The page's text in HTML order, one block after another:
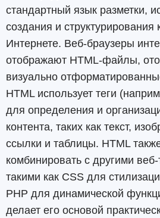
стандартный язык разметки,
создания и структурирования
Интернете. Веб-браузеры
отображают HTML-файлы,
визуально
HTML использует теги
для определения и
контента, таких как текст,
ссылки и таблицы. HTML
комбинировать с другими
такими как CSS для
PHP для динамической
делает его основой